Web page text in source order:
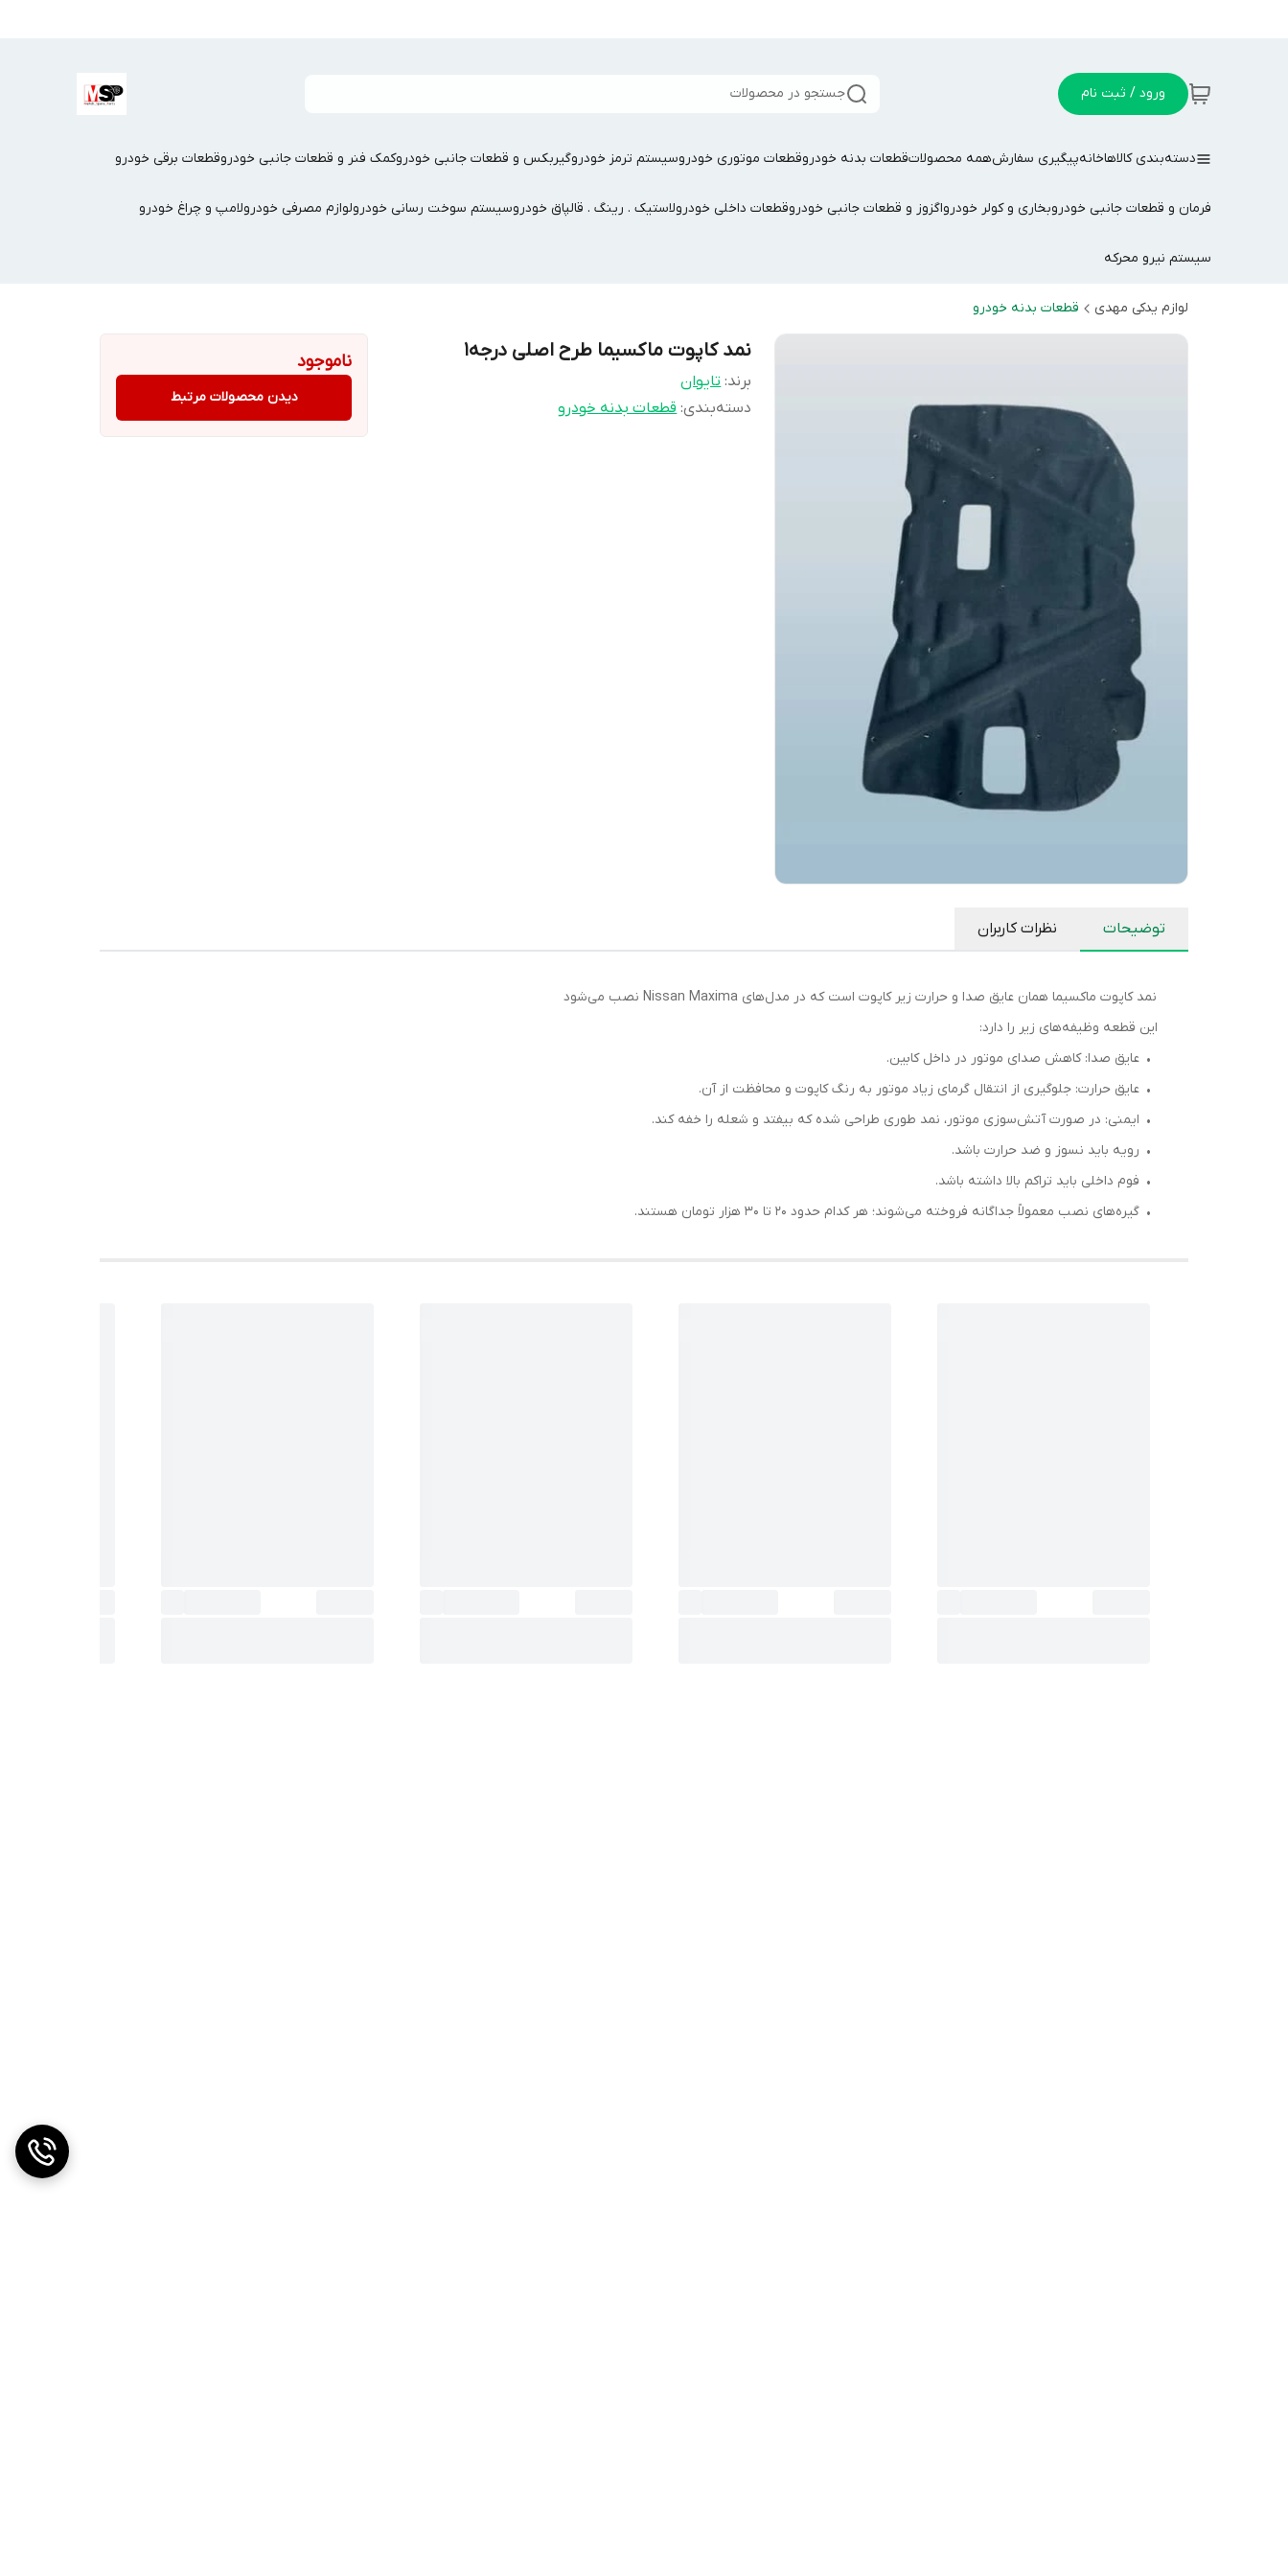
ورود / ثبت نام جستجو در محصولات
دسته‌بندی کالاهاخانهپیگیری سفارشهمه محصولاتقطعات بدنه خودروقطعات موتوری خودروسیستم ترمز خودروگیربکس و قطعات جانبی خودروکمک فنر و قطعات جانبی خودروقطعات برقی خودرو
فرمان و قطعات جانبی خودروبخاری و کولر خودرواگزوز و قطعات جانبی خودروقطعات داخلی خودرولاستیک . رینگ . قالپاق خودروسیستم سوخت رسانی خودرولوازم مصرفی خودرولامپ و چراغ خودرو
سیستم نیرو محرکه
لوازم یدکی مهدی قطعات بدنه خودرو
نمد کاپوت ماکسیما طرح اصلی درجه۱
برند: تایوان
دسته‌بندی:قطعات بدنه خودرو
ناموجود
دیدن محصولات مرتبط
توضیحات نظرات کاربران
نمد کاپوت ماکسیما همان عایق صدا و حرارت زیر کاپوت است که در مدل‌های Nissan Maxima نصب می‌شود
این قطعه وظیفه‌های زیر را دارد:
• عایق صدا: کاهش صدای موتور در داخل کابین.
• عایق حرارت: جلوگیری از انتقال گرمای زیاد موتور به رنگ کاپوت و محافظت از آن.
• ایمنی: در صورت آتش‌سوزی موتور، نمد طوری طراحی شده که بیفتد و شعله را خفه کند.
• رویه باید نسوز و ضد حرارت باشد.
• فوم داخلی باید تراکم بالا داشته باشد.
• گیره‌های نصب معمولاً جداگانه فروخته می‌شوند؛ هر کدام حدود ۲۰ تا ۳۰ هزار تومان هستند.